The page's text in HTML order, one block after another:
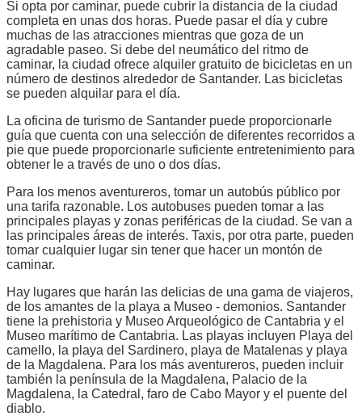
Si opta por caminar, puede cubrir la distancia de la ciudad
completa en unas dos horas. Puede pasar el día y cubre
muchas de las atracciones mientras que goza de un
agradable paseo. Si debe del neumático del ritmo de
caminar, la ciudad ofrece alquiler gratuito de bicicletas en un
número de destinos alrededor de Santander. Las bicicletas
se pueden alquilar para el día.
La oficina de turismo de Santander puede proporcionarle
guía que cuenta con una selección de diferentes recorridos a
pie que puede proporcionarle suficiente entretenimiento para
obtener le a través de uno o dos días.
Para los menos aventureros, tomar un autobús público por
una tarifa razonable. Los autobuses pueden tomar a las
principales playas y zonas periféricas de la ciudad. Se van a
las principales áreas de interés. Taxis, por otra parte, pueden
tomar cualquier lugar sin tener que hacer un montón de
caminar.
Hay lugares que harán las delicias de una gama de viajeros,
de los amantes de la playa a Museo - demonios. Santander
tiene la prehistoria y Museo Arqueológico de Cantabria y el
Museo marítimo de Cantabria. Las playas incluyen Playa del
camello, la playa del Sardinero, playa de Matalenas y playa
de la Magdalena. Para los más aventureros, pueden incluir
también la península de la Magdalena, Palacio de la
Magdalena, la Catedral, faro de Cabo Mayor y el puente del
diablo.